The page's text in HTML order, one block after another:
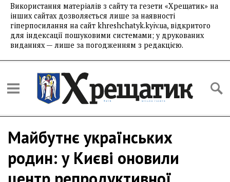
Використання матеріалів з сайту та гезети «Хрещатик» на
інших сайтах дозволяється лише за наявності
гіперпосилання на сайт khreshchatyk.kyiv.ua, відкритого
для індексації пошуковими системами; у друкованих
виданнях — лише за погодженням з редакцією.
Майбутнє українських
родин: у Києві оновили